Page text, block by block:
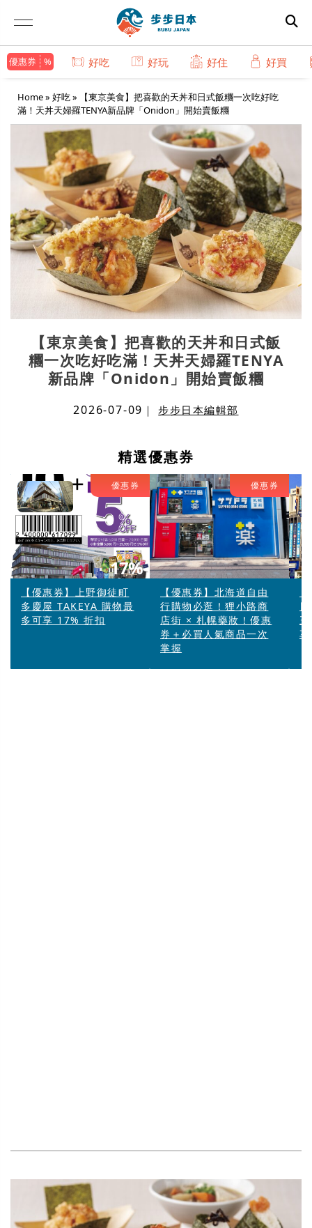
優惠券 好吃 好玩 好住 好買
Home» 好吃» 【東京美食】把喜歡的天丼和日式飯糰一次吃好吃
滿！天丼天婦羅TENYA新品牌「Onidon」開始賣飯糰
【東京美食】把喜歡的天丼和日式飯
糰一次吃好吃滿！天丼天婦羅TENYA
新品牌「Onidon」開始賣飯糰
2026-07-09 ｜ 步步日本編輯部
精選優惠券
17%
優惠券
【優惠券】上野御徒町
多慶屋 TAKEYA 購物最
多可享 17% 折扣
優惠券
【優惠券】北海道自由
行購物必逛！狸小路商
店街 × 札幌藥妝！優惠
券＋必買人氣商品一次
掌握